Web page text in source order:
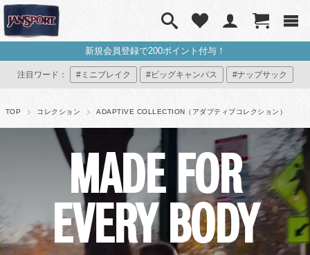
新規会員登録で200ポイント付与！
注目ワード： #ミニブレイク #ビッグキャンパス #ナップサック
TOP コレクション ADAPTIVE COLLECTION（アダプティブコレクション）
MADE FOR
EVERY BODY